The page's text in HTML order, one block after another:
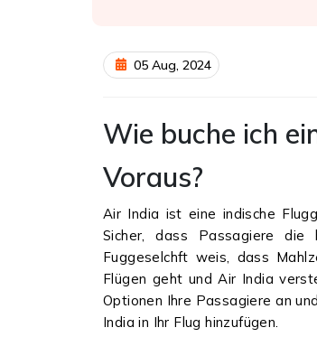
05 Aug, 2024
Wie buche ich
Voraus?
Air India ist eine indische
Sicher, dass Passagiere die
Fuggeselchft weis, dass
Flügen geht und Air India
Optionen Ihre Passagiere an
India in Ihr Flug hinzufügen.